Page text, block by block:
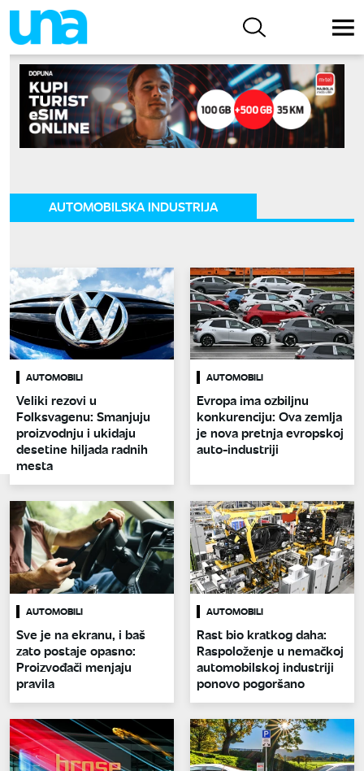
AUTOMOBILSKA INDUSTRIJA
AUTOMOBILI
Veliki rezovi u
Folksvagenu: Smanjuju
proizvodnju i ukidaju
desetine hiljada radnih
mesta
AUTOMOBILI
Evropa ima ozbiljnu
konkurenciju: Ova zemlja
je nova pretnja evropskoj
auto-industriji
AUTOMOBILI
Sve je na ekranu, i baš
zato postaje opasno:
Proizvođači menjaju
pravila
AUTOMOBILI
Rast bio kratkog daha:
Raspoloženje u nemačkoj
automobilskoj industriji
ponovo pogoršano